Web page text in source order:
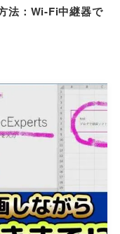
法：Wi-Fi中継器で